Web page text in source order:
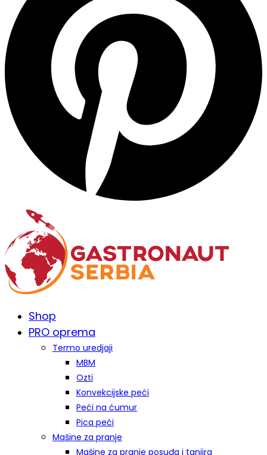
Shop
PRO oprema
Termo uredjaji
MBM
Ozti
Konvekcijske peći
Peći na ćumur
Pica peći
Mašine za pranje
Mašine za pranje posuđa i tanjira